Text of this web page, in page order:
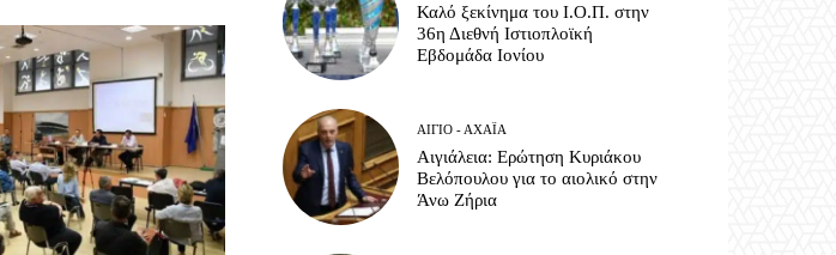
Καλό ξεκίνημα του Ι.Ο.Π. στην
36η Διεθνή Ιστιοπλοϊκή
Εβδομάδα Ιονίου
ΑΊΓΙΟ - ΑΧΑΪ́Α
Αιγιάλεια: Ερώτηση Κυριάκου
Βελόπουλου για το αιολικό στην
Άνω Ζήρια